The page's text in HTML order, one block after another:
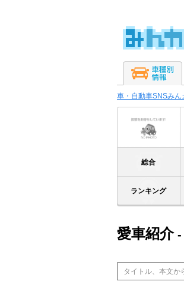
車・自動車SNSみん
総合
ランキング
愛車紹介-